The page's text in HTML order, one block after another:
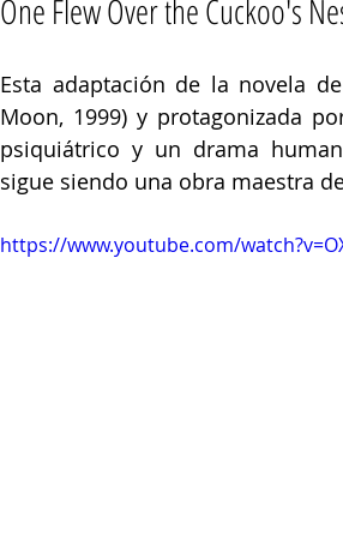
One Flew Over the Cuckoo's
Esta adaptación de la novela
Moon, 1999) y protagonizada
psiquiátrico y un drama
sigue siendo una obra maestra
https://www.youtube.com/